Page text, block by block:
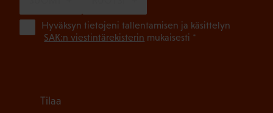
Hyväksyn tietojeni tallentamisen ja käsittelyn
SAK:n viestintärekisterin mukaisesti *
Tilaa